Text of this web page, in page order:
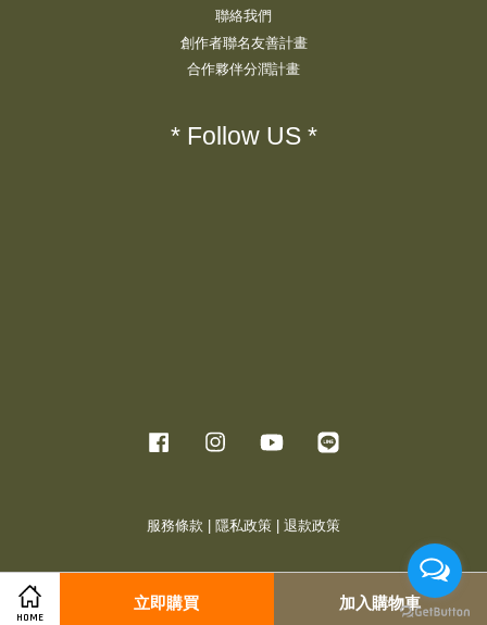
HOME
立即購買 加入購物車
聯絡我們
創作者聯名友善計畫
合作夥伴分潤計畫
* Follow US *
Facebook Instagram YouTube
服務條款 隱私政策 退款政策